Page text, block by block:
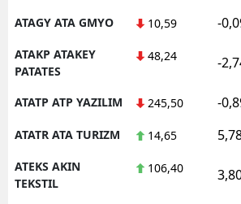
ATAGY ATA GMYO 10,59 -
ATAKP ATAKEY
PATATES
48,24 -
ATATP ATP YAZILIM 245,50 -
ATATR ATA TURIZM 14,65
ATEKS AKIN
TEKSTIL
106,40